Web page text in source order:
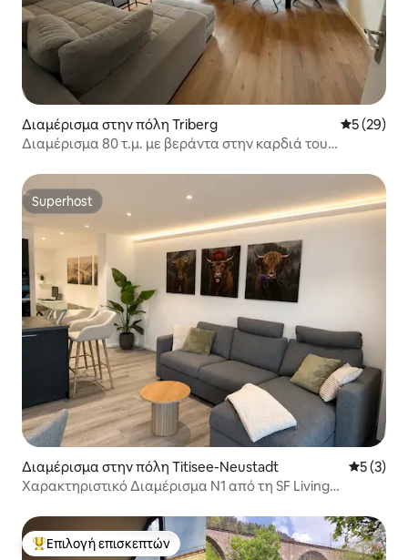
Διαμέρισμα στην πόλη Triberg Μέση
5 (29)
Διαμέρισμα 80 τ.μ. με βεράντα στην καρδιά του
Superhost
Superhost
Διαμέρισμα στην πόλη Titisee-Neustadt Μέση
5 (3)
Χαρακτηριστικό Διαμέρισμα N1 από τη SF Living
Κορυφαία επιλογή επισκεπτών
Επιλογή επισκεπτών